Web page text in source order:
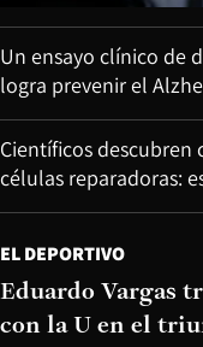
Un ensayo clínico de
logra prevenir el
Científicos descubren
células reparadoras:
EL DEPORTIVO
Eduardo Vargas
con la U en el